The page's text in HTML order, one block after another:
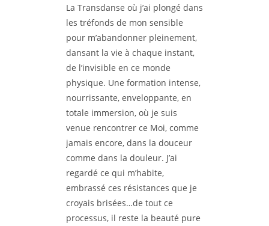
La Transdanse où j’ai plongé dans
les tréfonds de mon sensible
pour m’abandonner pleinement,
dansant la vie à chaque instant,
de l’invisible en ce monde
physique. Une formation intense,
nourrissante, enveloppante, en
totale immersion, où je suis
venue rencontrer ce Moi, comme
jamais encore, dans la douceur
comme dans la douleur. J’ai
regardé ce qui m’habite,
embrassé ces résistances que je
croyais brisées…de tout ce
processus, il reste la beauté pure